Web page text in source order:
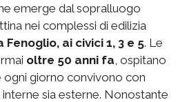
emerge dal sopralluogo
nei complessi di edilizia
Fenoglio, ai civici 1, 3 e 5. Le
oltre 50 anni fa , ospitano
ogni giorno convivono con
sia esterne. Nonostante